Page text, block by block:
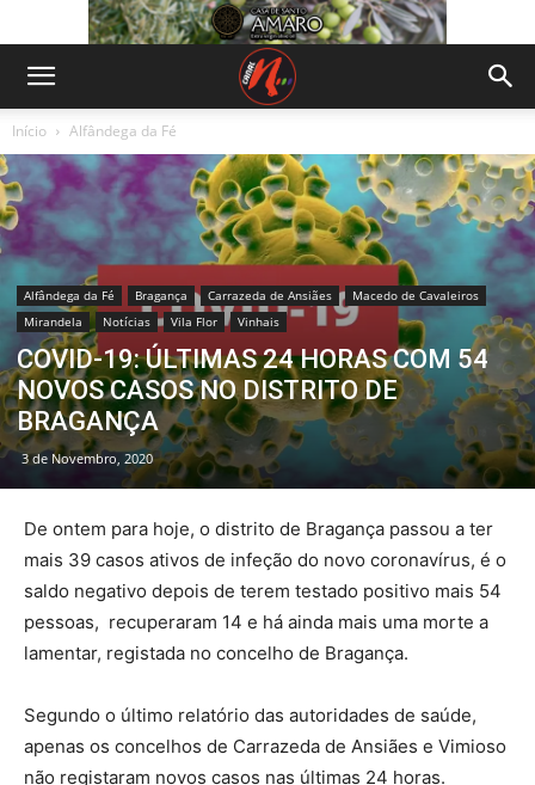
Início Alfândega da Fé
Alfândega da Fé Bragança Carrazeda de Ansiães
Macedo de Cavaleiros
Mirandela
Notícias Vila Flor Vinhais
COVID-19: ÚLTIMAS 24 HORAS COM 54
NOVOS CASOS NO DISTRITO DE
BRAGANÇA
3 de Novembro, 2020
De ontem para hoje, o distrito de Bragança passou a ter
mais 39 casos ativos de infeção do novo coronavírus, é o
saldo negativo depois de terem testado positivo mais 54
pessoas, recuperaram 14 e há ainda mais uma morte a
lamentar, registada no concelho de Bragança.
Segundo o último relatório das autoridades de saúde,
apenas os concelhos de Carrazeda de Ansiães e Vimioso
não registaram novos casos nas últimas 24 horas.